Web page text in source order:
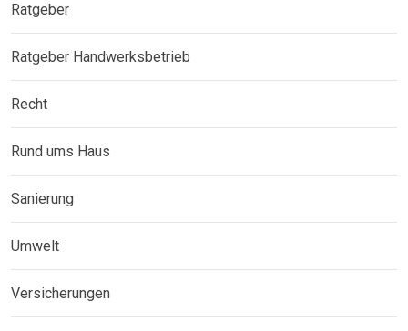
Ratgeber
Ratgeber Handwerksbetrieb
Recht
Rund ums Haus
Sanierung
Umwelt
Versicherungen